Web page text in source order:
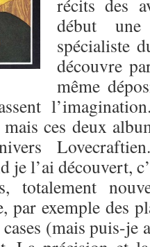
récits des
début
spécialiste
découvre
même
mais ces deux
je l’ai découvert,
totalement
par exemple des
(mais puis-je